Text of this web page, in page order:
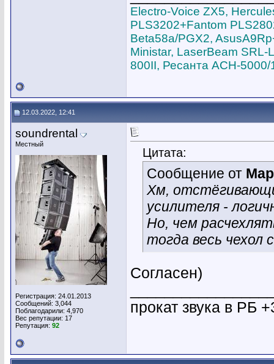
Electro-Voice ZX5,
PLS3202+Fantom
Beta58a/PGX2,
Ministar, LaserBeam SRL-
800II, Ресанта АСН-5000/
12.03.2022, 12:41
soundrental
Местный
Регистрация: 24.01.2013
Сообщений: 3,044
Поблагодарили: 4,970
Вес репутации: 17
Репутация: 92
Цитата:
Сообщение от
Хм,
усилителя -
Но, чем
тогда весь чехол
Согласен)
прокат звука в РБ